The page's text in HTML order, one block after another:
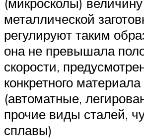
металлической
регулируют таким
она не превышала
скорости,
конкретного материала
(автоматные,
прочие виды сталей,
сплавы)